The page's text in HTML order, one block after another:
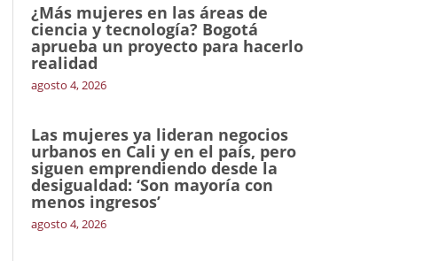
¿Más mujeres en las áreas de
ciencia y tecnología? Bogotá
aprueba un proyecto para hacerlo
realidad
agosto 4, 2026
Las mujeres ya lideran negocios
urbanos en Cali y en el país, pero
siguen emprendiendo desde la
desigualdad: ‘Son mayoría con
menos ingresos’
agosto 4, 2026